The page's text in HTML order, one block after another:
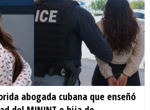
abogada cubana que enseñó